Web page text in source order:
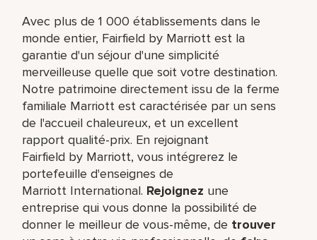
Avec plus de 1 000 établissements dans le
monde entier, Fairfield by Marriott est la
garantie d'un séjour d'une simplicité
merveilleuse quelle que soit votre destination.
Notre patrimoine directement issu de la ferme
familiale Marriott est caractérisée par un sens
de l'accueil chaleureux, et un excellent
rapport qualité-prix. En rejoignant
Fairfield by Marriott, vous intégrerez le
portefeuille d'enseignes de
Marriott International. Rejoignez une
entreprise qui vous donne la possibilité de
donner le meilleur de vous-même,​ de trouver